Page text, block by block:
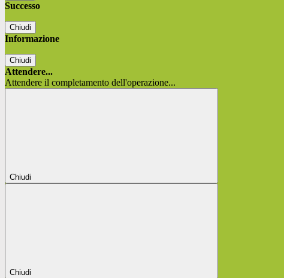
Successo
Chiudi
Informazione
Chiudi
Attendere...
Attendere il completamento dell'operazione...
Chiudi
Chiudi